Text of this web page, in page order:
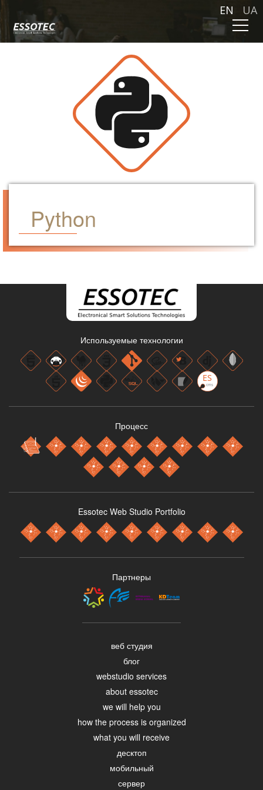
EN UA
Python
Используемые технологии
Процесс
Essotec Web Studio Portfolio
Партнеры
веб студия
блог
webstudio services
about essotec
we will help you
how the process is organized
what you will receive
десктоп
мобильный
сервер